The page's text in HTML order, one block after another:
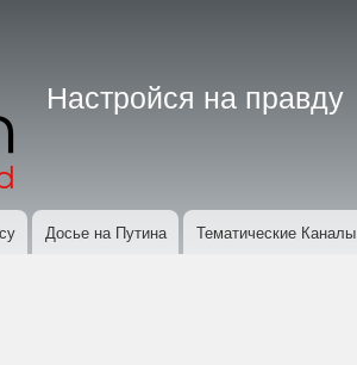
Настройся на правду
Досье на Путина Тематические Каналы